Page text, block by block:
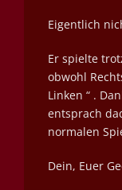
Eigentlich
Er spielte
obwohl
Linken “ .
entsprach
normalen
Dein, Euer